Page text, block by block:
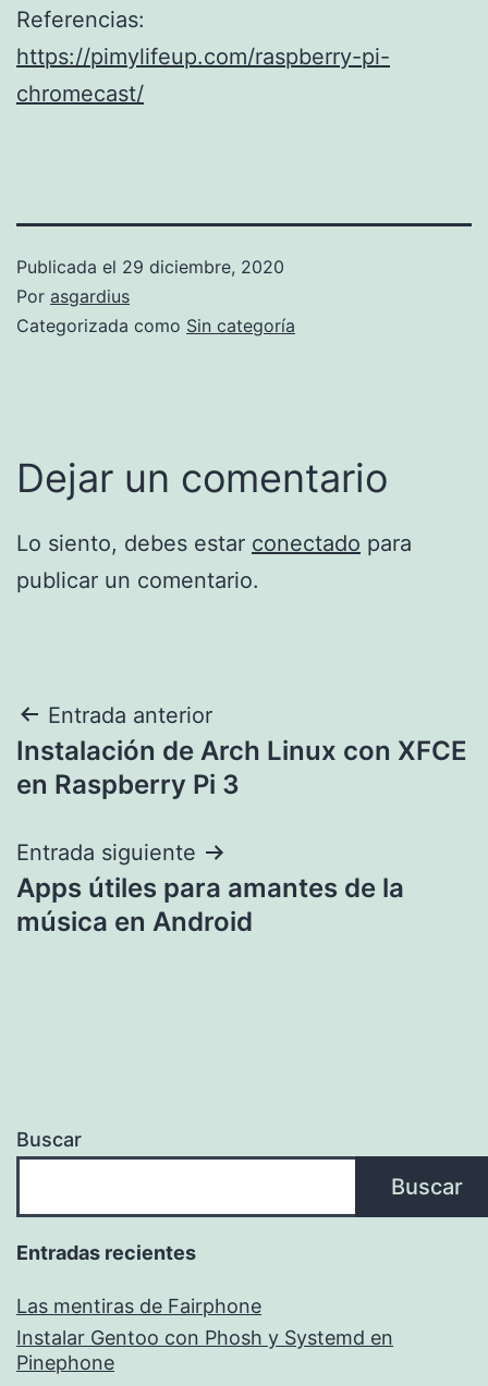
Referencias:
https://pimylifeup.com/raspberry-pi-
chromecast/
Publicada el 29 diciembre, 2020
Por asgardius
Categorizada como Sin categoría
Dejar un comentario
Lo siento, debes estar conectado para
publicar un comentario.
Navegación
de
Entrada anterior
Instalación de Arch Linux con XFCE
en Raspberry Pi 3
Entrada siguiente
Apps útiles para amantes de la
música en Android
Buscar
Buscar
Entradas recientes
Las mentiras de Fairphone
Instalar Gentoo con Phosh y Systemd en
Pinephone